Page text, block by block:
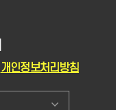
개인정보처리방침